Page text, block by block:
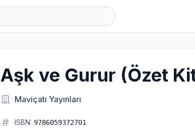
Aşk ve Gurur (Özet
Maviçatı Yayınları
ISBN: 9786059372701